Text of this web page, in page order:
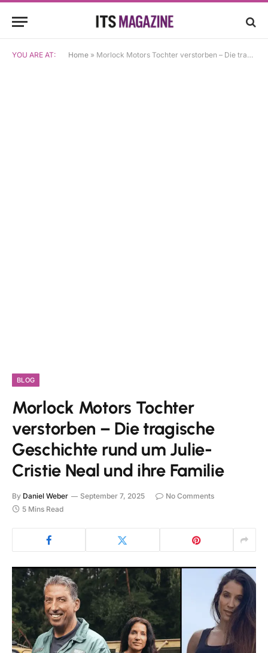
YOU ARE AT: Home » Morlock Motors Tochter verstorben – Die tragische Geschichte rund um Julie-Cristie Neal und ihre Familie
BLOG
Morlock Motors Tochter
verstorben – Die tragische
Geschichte rund um Julie-
Cristie Neal und ihre Familie
By Daniel Weber September 7, 2025
No Comments
5 Mins Read